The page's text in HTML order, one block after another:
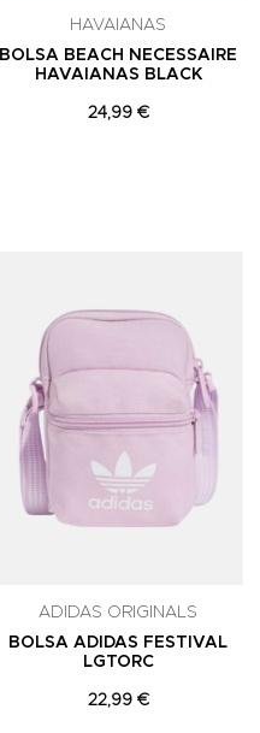
HAVAIANAS
BOLSA BEACH NECESSAIRE
HAVAIANAS BLACK
24,99 €
ADIDAS ORIGINALS
BOLSA ADIDAS FESTIVAL
LGTORC
22,99 €